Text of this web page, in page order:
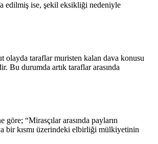
edilmiş ise, şekil eksikliği nedeniyle
olayda taraflar muristen kalan dava konusu
Bu durumda artık taraflar arasında
“Mirasçılar arasında payların
bir kısmı üzerindeki elbirliği mülkiyetinin